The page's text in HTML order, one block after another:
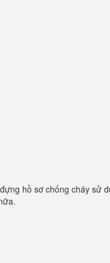
hồ sơ chống cháy